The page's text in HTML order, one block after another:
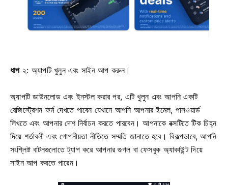
ধাপ২: অ্যাপটি খুলুন এবং সাইন আপ করুন।
অ্যাপটি ডাউনলোড এবং ইনস্টল করার পর, এটি খুলুন এবং আপনি একটি
রেজিস্ট্রেশন ফর্ম দেখতে পাবেন যেখানে আপনি আপনার ইমেল, পাসওয়ার্ড
লিখতে এবং আপনার দেশ নির্বাচন করতে পারবেন। আপনাকে বক্সটিতে টিক চিহ্ন
দিয়ে শর্তাবলী এবং গোপনীয়তা নীতিতে সম্মতি জানাতে হবে। বিকল্পভাবে, আপনি
সংশ্লিষ্ট বাটনগুলোতে ট্যাপ করে আপনার গুগল বা ফেসবুক অ্যাকাউন্ট দিয়ে
সাইন আপ করতে পারেন।